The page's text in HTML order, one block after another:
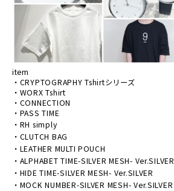
item
・CRYPTOGRAPHY Tshirtシリーズ
・WORX Tshirt
・CONNECTION
・PASS TIME
・ RH simply
・ CLUTCH BAG
・ LEATHER MULTI POUCH
・ ALPHABET TIME-SILVER MESH- Ver.SILVER
・HIDE TIME-SILVER MESH- Ver.SILVER
・MOCK NUMBER-SILVER MESH- Ver.SILVER